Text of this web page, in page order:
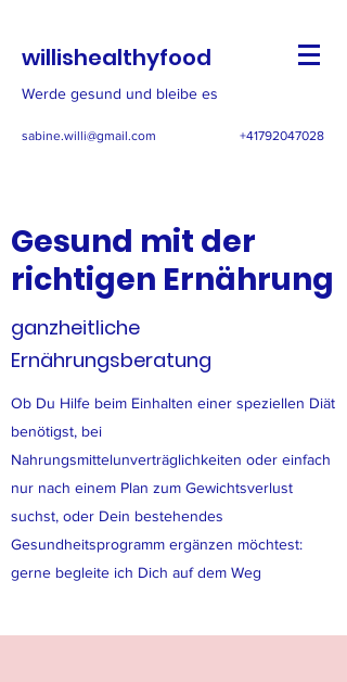
willishealthyfood
Werde gesund und bleibe es
sabine.willi@gmail.com +41792047028
Gesund mit der
richtigen Ernährung
ganzheitliche
Ernährungsberatung
Ob Du Hilfe beim Einhalten einer speziellen Diät
benötigst, bei
Nahrungsmittelunverträglichkeiten oder einfach
nur nach einem Plan zum Gewichtsverlust
suchst, oder Dein bestehendes
Gesundheitsprogramm ergänzen möchtest:
gerne begleite ich Dich auf dem Weg